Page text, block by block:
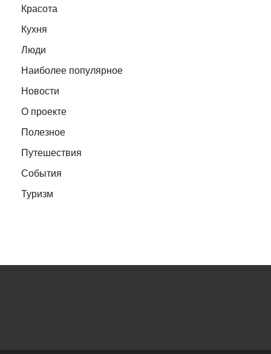
Красота
Кухня
Люди
Наиболее популярное
Новости
О проекте
Полезное
Путешествия
События
Туризм